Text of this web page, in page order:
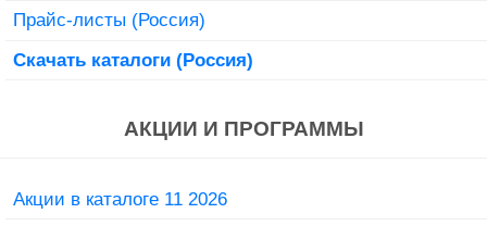
Прайс-листы (Россия)
Скачать каталоги (Россия)
АКЦИИ И ПРОГРАММЫ
Акции в каталоге 11 2026